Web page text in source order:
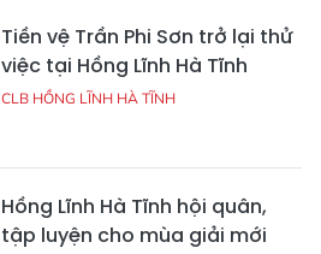
Tiền vệ Trần Phi Sơn trở lại thử
việc tại Hồng Lĩnh Hà Tĩnh
CLB HỒNG LĨNH HÀ TĨNH
Hồng Lĩnh Hà Tĩnh hội quân,
tập luyện cho mùa giải mới